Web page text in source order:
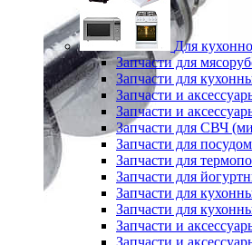
Для
Запчасти для
Запчасти для
Запчасти и
Запчасти и
Запчасти для СВЧ
Запчасти для
Запчасти для
Запчасти для
Запчасти для
Запчасти для
Запчасти и
Запчасти и